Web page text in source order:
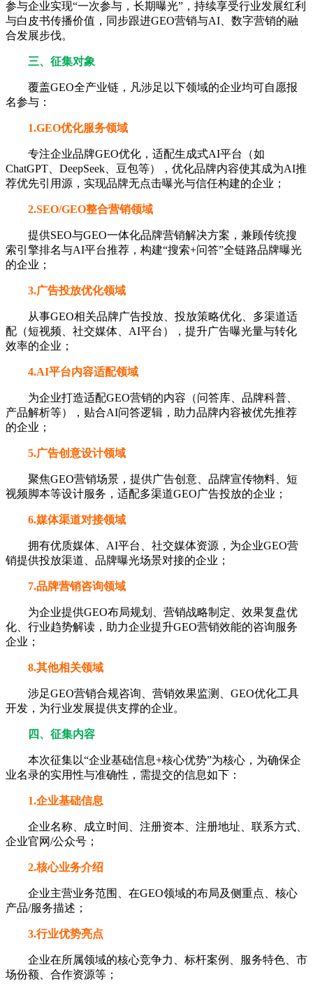
参与企业实现“一次参与，长期曝光”，持续享受行业发展红利
与白皮书传播价值，同步跟进GEO营销与AI、数字营销的融
合发展步伐。
三、征集对象
覆盖GEO全产业链，凡涉足以下领域的企业均可自愿报
名参与：
1.GEO优化服务领域
专注企业品牌GEO优化，适配生成式AI平台（如
ChatGPT、DeepSeek、豆包等），优化品牌内容使其成为AI推
荐优先引用源，实现品牌无点击曝光与信任构建的企业；
2.SEO/GEO整合营销领域
提供SEO与GEO一体化品牌营销解决方案，兼顾传统搜
索引擎排名与AI平台推荐，构建“搜索+问答”全链路品牌曝光
的企业；
3.广告投放优化领域
从事GEO相关品牌广告投放、投放策略优化、多渠道适
配（短视频、社交媒体、AI平台），提升广告曝光量与转化
效率的企业；
4.AI平台内容适配领域
为企业打造适配GEO营销的内容（问答库、品牌科普、
产品解析等），贴合AI问答逻辑，助力品牌内容被优先推荐
的企业；
5.广告创意设计领域
聚焦GEO营销场景，提供广告创意、品牌宣传物料、短
视频脚本等设计服务，适配多渠道GEO广告投放的企业；
6.媒体渠道对接领域
拥有优质媒体、AI平台、社交媒体资源，为企业GEO营
销提供投放渠道、品牌曝光场景对接的企业；
7.品牌营销咨询领域
为企业提供GEO布局规划、营销战略制定、效果复盘优
化、行业趋势解读，助力企业提升GEO营销效能的咨询服务
企业；
8.其他相关领域
涉足GEO营销合规咨询、营销效果监测、GEO优化工具
开发，为行业发展提供支撑的企业。
四、征集内容
本次征集以“企业基础信息+核心优势”为核心，为确保企
业名录的实用性与准确性，需提交的信息如下：
1.企业基础信息
企业名称、成立时间、注册资本、注册地址、联系方式、
企业官网/公众号；
2.核心业务介绍
企业主营业务范围、在GEO领域的布局及侧重点、核心
产品/服务描述；
3.行业优势亮点
企业在所属领域的核心竞争力、标杆案例、服务特色、市
场份额、合作资源等；